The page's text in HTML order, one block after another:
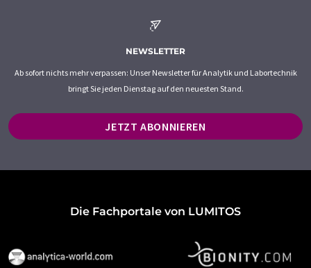
NEWSLETTER
Ab sofort nichts mehr verpassen: Unser Newsletter für Analytik und Labortechnik
bringt Sie jeden Dienstag auf den neuesten Stand.
JETZT ABONNIEREN
Die Fachportale von LUMITOS